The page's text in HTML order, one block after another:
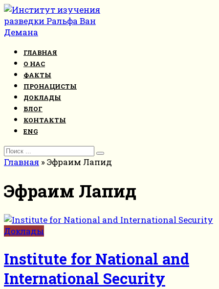
Перейти
к
контенту
ГЛАВНАЯ
О НАС
ФАКТЫ
ПРОНАЦИСТЫ
ДОКЛАДЫ
БЛОГ
КОНТАКТЫ
ENG
Search
for:
Главная »Эфраим Лапид
Эфраим Лапид
Доклады
Institute for National and
International Security